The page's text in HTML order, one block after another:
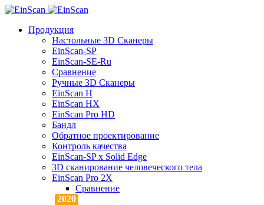
Продукция
Настольные 3D Сканеры
EinScan-SP
EinScan-SE-Ru
Сравнение
Ручные 3D Cканеры
EinScan H
EinScan HX
EinScan Pro HD
Бандл
Обратное проектирование
Контроль качества
EinScan-SP x Solid Edge
3D сканирование человеческого тела
EinScan Pro 2X
Сравнение